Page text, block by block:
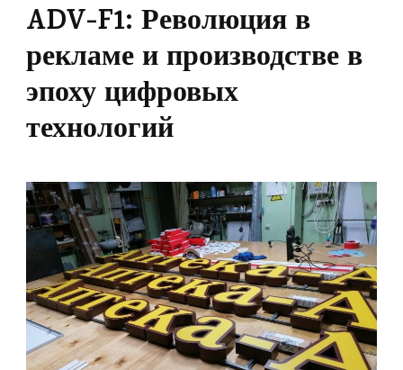
ADV-F1: Революция в
рекламе и производстве в
эпоху цифровых
технологий